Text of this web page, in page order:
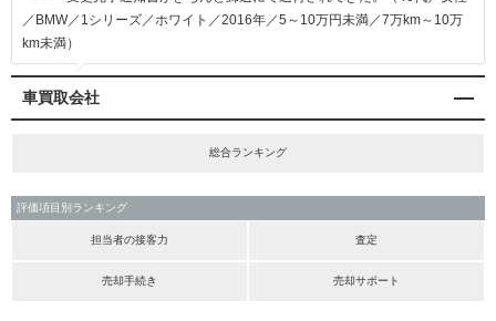
／BMW／1シリーズ／ホワイト／2016年／5～10万円未満／7万km～10万
km未満）
車買取会社
総合ランキング
評価項目別ランキング
担当者の接客力 査定
売却手続き 売却サポート